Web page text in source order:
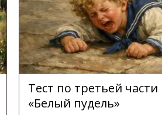
Тест по третьей
«Белый пудель»